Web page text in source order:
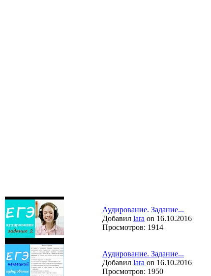
Аудирование. Задание...
Добавил lara on 16.10.2016
Просмотров: 1914
Аудирование. Задание...
Добавил lara on 16.10.2016
Просмотров: 1950